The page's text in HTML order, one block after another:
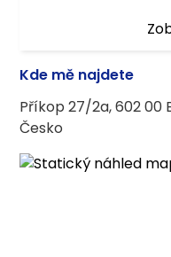
Česká asociace
Masarykova
Kde mě najdete
Příkop 27/2a, 602
Česko